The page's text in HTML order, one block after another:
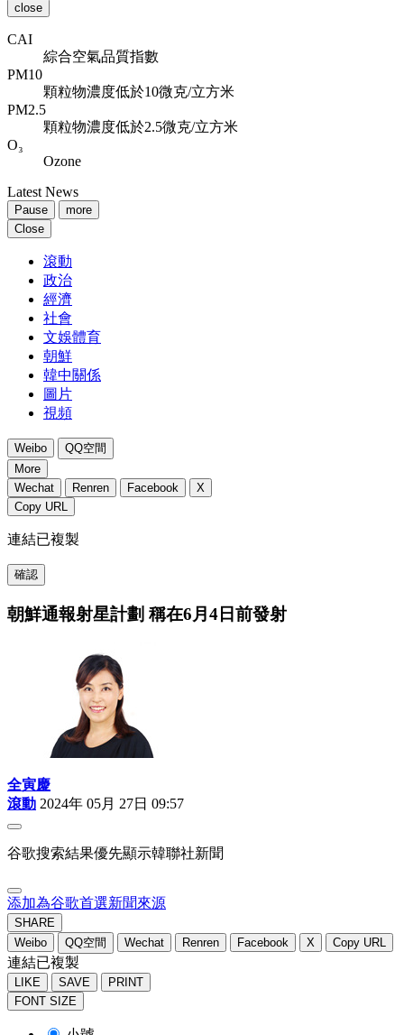
close
CAI
綜合空氣品質指數
PM10
顆粒物濃度低於10微克/立方米
PM2.5
顆粒物濃度低於2.5微克/立方米
O₃
Ozone
Latest News
Pause
more
Close
滾動
政治
經濟
社會
文娛體育
朝鮮
韓中關係
圖片
視頻
Weibo
QQ空間
More
Wechat
Renren Facebook
X
Copy URL
連結已複製
確認
朝鮮通報射星計劃 稱在6月4日前發射
全寅慶
滾動 2024年 05月 27日 09:57
谷歌搜索結果優先顯示韓聯社新聞
添加為谷歌首選新聞來源
SHARE
Weibo
QQ空間 Wechat Renren Facebook X Copy URL
連結已複製
LIKE SAVE
PRINT
FONT SIZE